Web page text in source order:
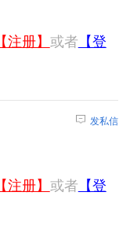
【注册】 或者 【登
发私信
【注册】 或者 【登